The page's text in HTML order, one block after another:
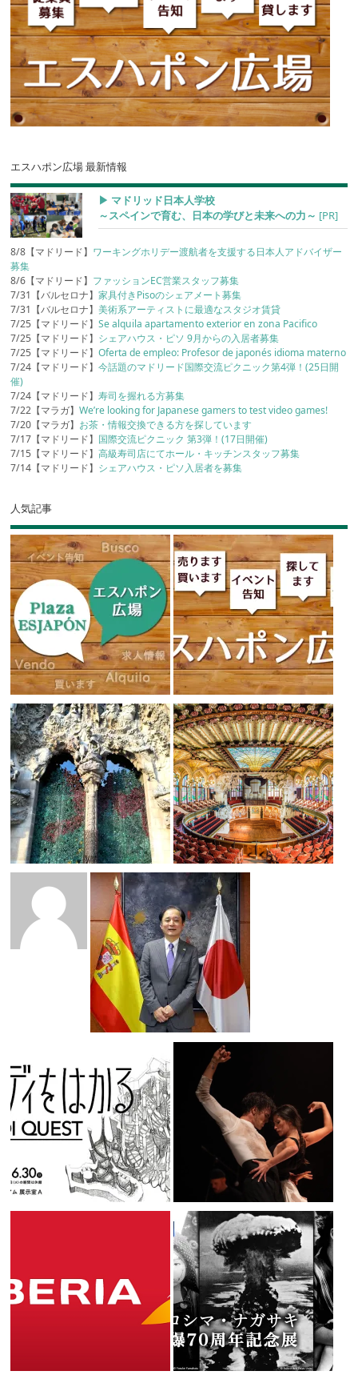
エスハポン広場 最新情報
▶︎ マドリッド日本人学校
～スペインで育む、日本の学びと未来への力～ [PR]
8/8【マドリード】 ワーキングホリデー渡航者を支援する日本人アドバイザー
募集
8/6【マドリード】 ファッションEC営業スタッフ募集
7/31【バルセロナ】家具付きPisoのシェアメート募集
7/31【バルセロナ】美術系アーティストに最適なスタジオ賃貸
7/25【マドリード】Se alquila apartamento exterior en zona Pacifico
7/25【マドリード】 シェアハウス・ピソ 9月からの入居者募集
7/25【マドリード】Oferta de empleo: Profesor de japonés idioma materno
7/24【マドリード】今話題のマドリード国際交流ピクニック第4弾！(25日開
催)
7/24【マドリード】寿司を握れる方募集
7/22【マラガ】We’re looking for Japanese gamers to test video games!
7/20【マラガ】 お茶・情報交換できる方を探しています
7/17【マドリード】 国際交流ピクニック 第3弾！(17日開催)
7/15【マドリード】高級寿司店にてホール・キッチンスタッフ募集
7/14【マドリード】 シェアハウス・ピソ入居者を募集
人気記事